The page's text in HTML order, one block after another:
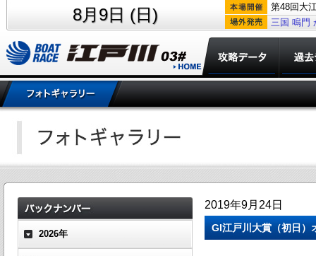
8月9日 (日)
第48回大
三国 鳴門
2026年
2019年9月24日
GI江戸川大賞（初日）